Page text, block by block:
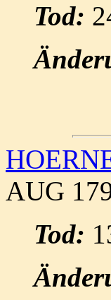
Tod:
AUG
Tod: